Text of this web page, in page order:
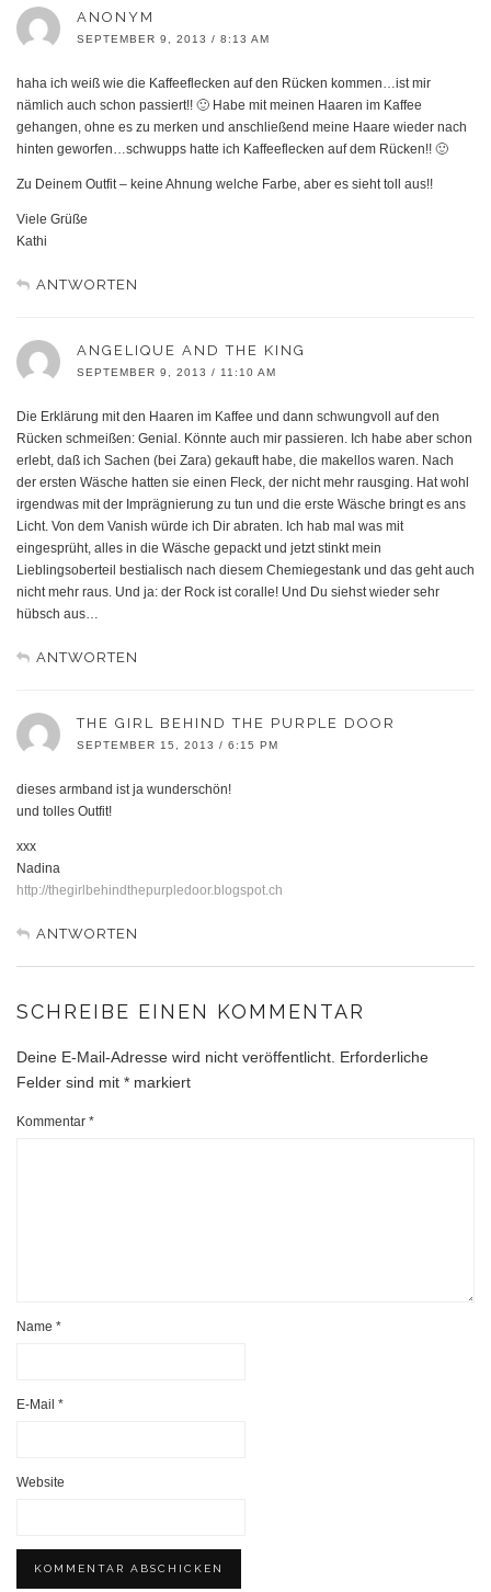
ANONYM
SEPTEMBER 9, 2013 / 8:13 AM
haha ich weiß wie die Kaffeeflecken auf den Rücken kommen…ist mir
nämlich auch schon passiert!! 🙂 Habe mit meinen Haaren im Kaffee
gehangen, ohne es zu merken und anschließend meine Haare wieder nach
hinten geworfen…schwupps hatte ich Kaffeeflecken auf dem Rücken!! 🙂
Zu Deinem Outfit – keine Ahnung welche Farbe, aber es sieht toll aus!!
Viele Grüße
Kathi
ANTWORTEN
ANGELIQUE AND THE KING
SEPTEMBER 9, 2013 / 11:10 AM
Die Erklärung mit den Haaren im Kaffee und dann schwungvoll auf den
Rücken schmeißen: Genial. Könnte auch mir passieren. Ich habe aber schon
erlebt, daß ich Sachen (bei Zara) gekauft habe, die makellos waren. Nach
der ersten Wäsche hatten sie einen Fleck, der nicht mehr rausging. Hat wohl
irgendwas mit der Imprägnierung zu tun und die erste Wäsche bringt es ans
Licht. Von dem Vanish würde ich Dir abraten. Ich hab mal was mit
eingesprüht, alles in die Wäsche gepackt und jetzt stinkt mein
Lieblingsoberteil bestialisch nach diesem Chemiegestank und das geht auch
nicht mehr raus. Und ja: der Rock ist coralle! Und Du siehst wieder sehr
hübsch aus…
ANTWORTEN
THE GIRL BEHIND THE PURPLE DOOR
SEPTEMBER 15, 2013 / 6:15 PM
dieses armband ist ja wunderschön!
und tolles Outfit!
xxx
Nadina
http://thegirlbehindthepurpledoor.blogspot.ch
ANTWORTEN
SCHREIBE EINEN KOMMENTAR
Deine E-Mail-Adresse wird nicht veröffentlicht. Erforderliche
Felder sind mit * markiert
Kommentar *
Name *
E-Mail *
Website